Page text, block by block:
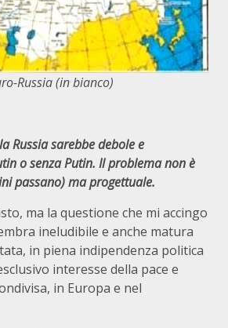
Russia (in bianco)
Russia sarebbe debole e
o senza Putin. Il problema non è
passano) ma progettuale.
ma la questione che mi accingo
ineludibile e anche matura
in piena indipendenza politica
interesse della pace e
in Europa e nel